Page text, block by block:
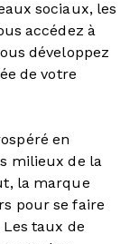
sociaux, les
accédez à
développez
de votre
en
milieux de la
la marque
pour se faire
taux de